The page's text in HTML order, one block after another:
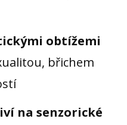
obtížemi
břichem
na senzorické